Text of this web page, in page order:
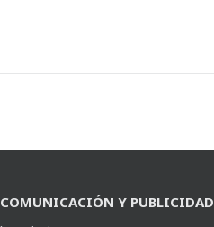
COMUNICACIÓN Y PUBLICIDAD